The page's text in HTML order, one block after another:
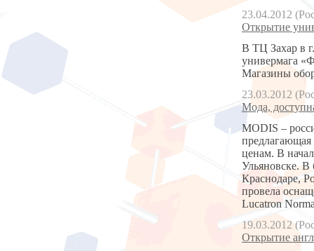
23.04.2012
Открытие
В ТЦ Захар в
универмага
Магазины
23.03.2012
Мода,
MODIS –
ценам. В
Ульяновске. В
Краснодаре,
провела
Lucatron
19.03.2012
Открытие